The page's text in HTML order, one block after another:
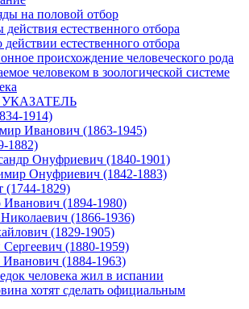
на половой отбор
естественного отбора
естественного отбора
происхождение человеческого рода
человеком в зоологической системе
1914)
Иванович (1863-1945)
1882)
Онуфриевич (1840-1901)
Онуфриевич (1842-1883)
(1744-1829)
(1894-1980)
(1866-1936)
(1829-1905)
(1880-1959)
(1884-1963)
человека жил в испании
хотят сделать официальным